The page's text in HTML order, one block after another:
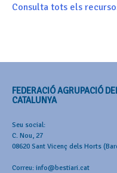
Consulta tots els
FEDERACIÓ AGRUPACIÓ
CATALUNYA
Seu social:
C. Nou, 27
08620 Sant Vicenç dels Horts
Correu: info@bestiari.cat